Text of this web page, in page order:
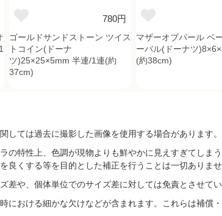
780円
ゴールドサンドストーン ツイス
トコイン(ドーナ
ツ)25×25×5mm 半連/1連(約
37cm)
マザーオブパール ベ
ーバル(ドーナツ
(約38cm)
ては過去に撮影した画像を使用する場合があります。
の特性上、色調が現物よりも鮮やかに見えすぎてし
くする等を目的とした補正を行うことは一切ありませ
や、個体単位でのサイズ差に対しては免責とさせてい
おける細かな欠けなどが含まれます。これらは補償